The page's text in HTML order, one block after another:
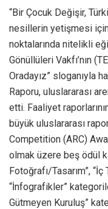
“Bir Çocuk Değişir,
nesillerin yetişmesi
noktalarında nitelikli
Gönüllüleri Vakfı’nın
Oradayız” sloganıyla
Raporu, uluslararası
etti. Faaliyet
büyük uluslararası
Competition (ARC)
olmak üzere beş ödül
Fotoğrafı/Tasarım”, “İç
“İnfografikler”
Gütmeyen Kuruluş”